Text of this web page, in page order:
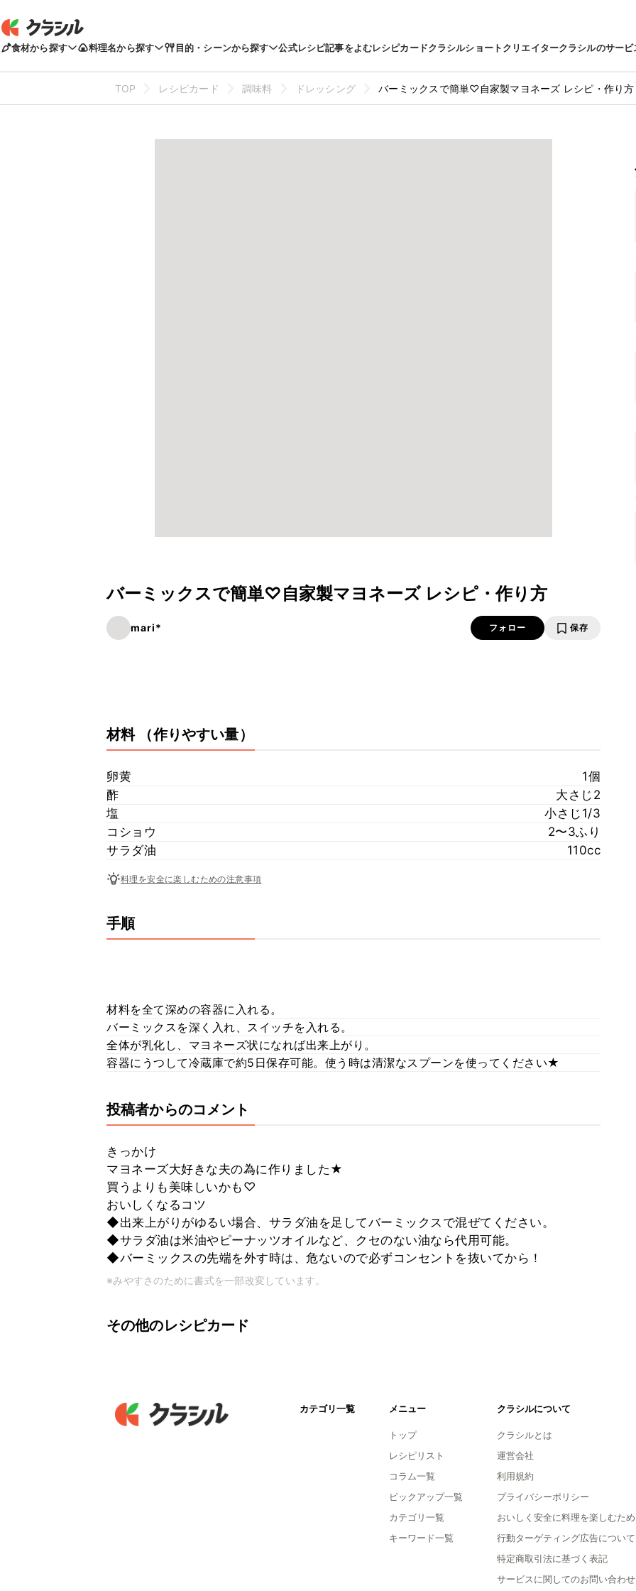
食材から探す 料理名から探す 目的・シーンから探す 公式レシピ記事をよむレシピカードクラシルショートクリエイタークラシルのサービ
TOP レシピカード 調味料 ドレッシング バーミックスで簡単♡自家製マヨネーズ レシピ・作り方
バーミックスで簡単♡自家製マヨネーズ レシピ・作り方
mari* フォロー 保存
材料 （作りやすい量）
卵黄
1個
酢
大さじ2
塩
小さじ1/3
コショウ
2〜3ふり
サラダ油
110cc
料理を安全に楽しむための注意事項
手順
材料を全て深めの容器に入れる。
バーミックスを深く入れ、スイッチを入れる。
全体が乳化し、マヨネーズ状になれば出来上がり。
容器にうつして冷蔵庫で約5日保存可能。使う時は清潔なスプーンを使ってください★
投稿者からのコメント
きっかけ
マヨネーズ大好きな夫の為に作りました★
買うよりも美味しいかも♡
おいしくなるコツ
◆出来上がりがゆるい場合、サラダ油を足してバーミックスで混ぜてください。
◆サラダ油は米油やピーナッツオイルなど、クセのない油なら代用可能。
◆バーミックスの先端を外す時は、危ないので必ずコンセントを抜いてから！
※みやすさのために書式を一部改変しています。
その他のレシピカード
カテゴリ一覧 メニュー
トップ
レシピリスト
コラム一覧
ピックアップ一覧
カテゴリ一覧
キーワード一覧
クラシルについて
クラシルとは
運営会社
利用規約
プライバシーポリシー
おいしく安全に料理を楽しむため
行動ターゲティング広告について
特定商取引法に基づく表記
サービスに関してのお問い合わせ